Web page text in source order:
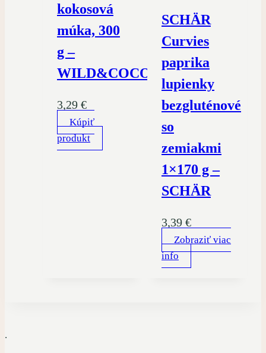
kokosová
múka, 300
g –
WILD&COCO
3,29 €
Kúpiť
produkt
SCHÄR
Curvies
paprika
lupienky
bezgluténové
so
zemiakmi
1×170 g –
SCHÄR
3,39 €
Zobraziť viac
info
.